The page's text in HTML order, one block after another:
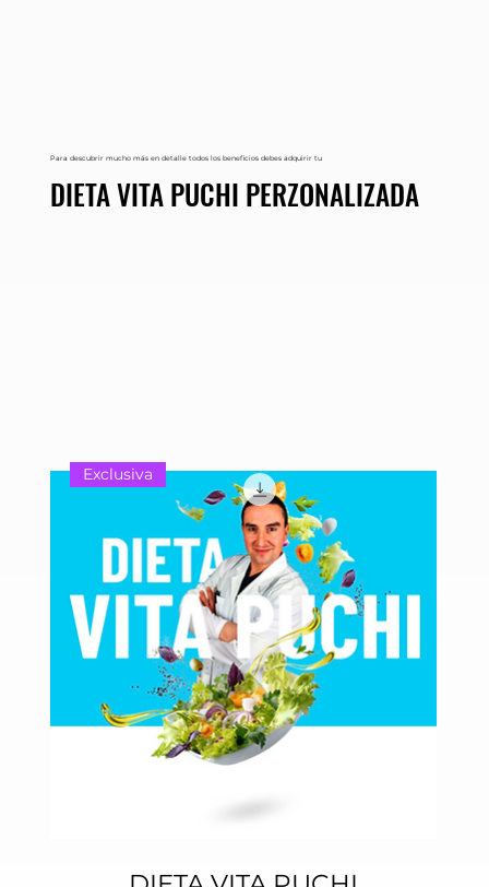
Para descubrir mucho más en detalle todos los beneficios debes adquirir tu
DIETA VITA PUCHI PERZONALIZADA
Exclusiva